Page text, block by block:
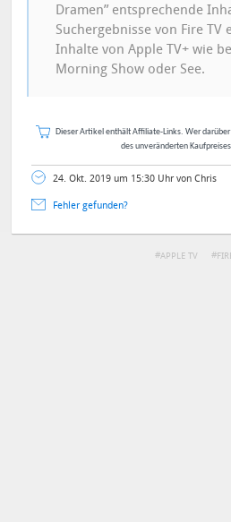
Dramen” entsprechende
Suchergebnisse von Fire TV
Inhalte von Apple TV+ wie
Morning Show oder See.
Dieser Artikel enthält Affiliate-Links. Wer
des unveränderten
24. Okt. 2019 um 15:30 Uhr von Chris
Fehler gefunden?
APPLE TV